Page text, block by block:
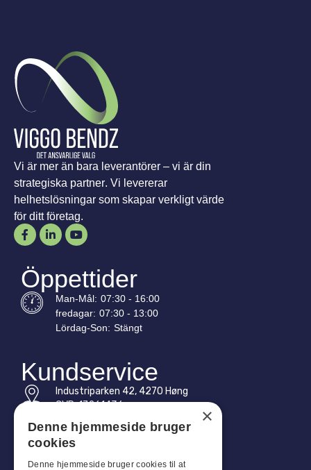
Vi är mer än bara leverantörer – vi är din
strategiska partner. Vi levererar
helhetslösningar som skapar verkligt värde
för ditt företag.
Öppettider
Man-Mål: 07:30 - 16:00
fredagar: 07:30 - 13:00
Lördag-Son: Stängt
Kundservice
Industriparken 42, 4270 Høng
CVR: 17261436
Tel: +45 4396 4122
×
Denne hjemmeside bruger
cookies
Denne hjemmeside bruger cookies til at